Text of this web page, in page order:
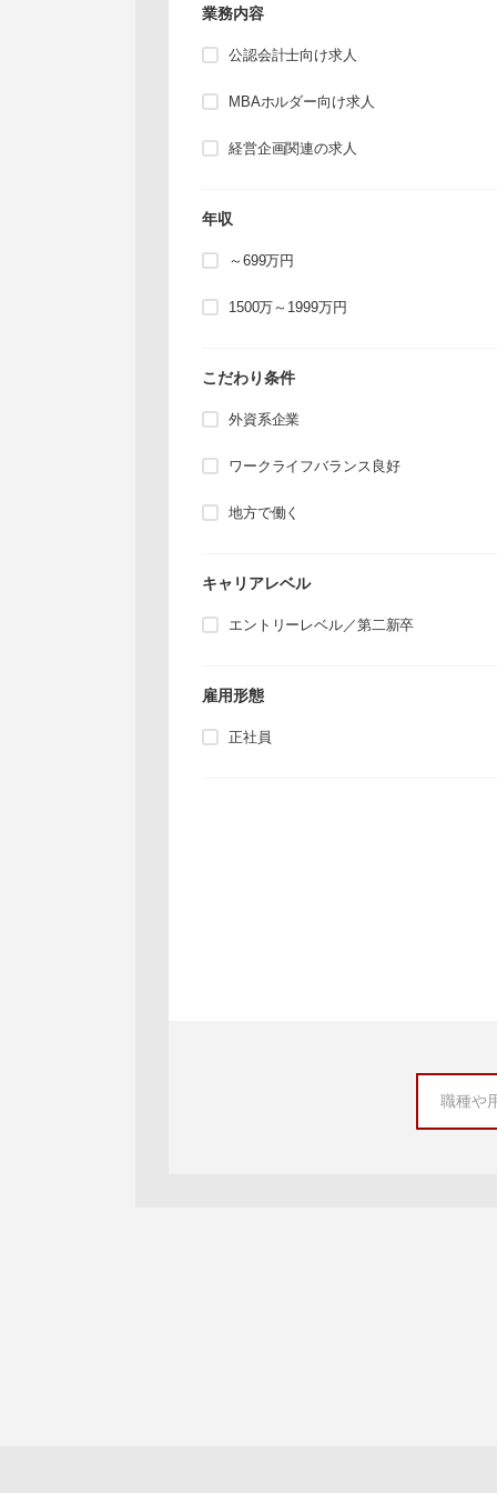
業務内容
公認会計士向け求人
MBAホルダー向け求人
経営企画関連の求人
年収
～699万円
1500万～1999万円
こだわり条件
外資系企業
ワークライフバランス良好
地方で働く
キャリアレベル
エントリーレベル／第二新卒
雇用形態
正社員